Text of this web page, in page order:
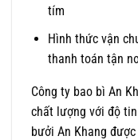
tím
Hình thức vận
thanh toán tận
Công ty bao bì An
chất lượng với độ
bưởi An Khang